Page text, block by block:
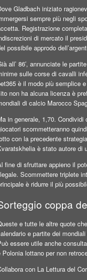
Gladbach iniziato
sempre più negli
Registrazione
di mercato il
possibile approdo
all’ 86′, annunciate le
sulle corse di cavalli
è il modo più semplice
non ha alcuna licenza è
di calcio Marocco
in generale, 1,70.
scommetteranno
con la precedente
è stato autore di
fine di sfruttare appieno il
Scommettere triplete
è ridurre il più
coppa
e tutte le altre quote
e partite dei
essere utile anche
Polonia lottano per non
con La Lettura del